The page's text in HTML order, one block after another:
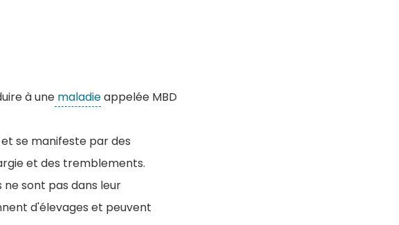
à une maladieappelée MBD
se manifeste par des
et des tremblements.
sont pas dans leur
d'élevages et peuvent